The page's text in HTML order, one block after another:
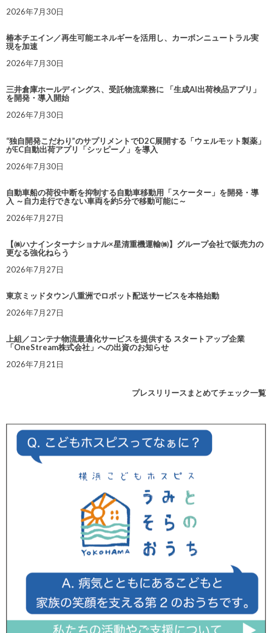
2026年7月30日
椿本チエイン／再生可能エネルギーを活用し、カーボンニュートラル実
現を加速
2026年7月30日
三井倉庫ホールディングス、受託物流業務に 「生成AI出荷検品アプリ」
を開発・導入開始
2026年7月30日
“独自開発こだわり”のサプリメントでD2C展開する「ウェルモット製薬」
がEC自動出荷アプリ「シッピーノ」を導入
2026年7月30日
自動車船の荷役中断を抑制する自動車移動用「スケーター」を開発・導
入 ～自力走行できない車両を約5分で移動可能に～
2026年7月27日
【㈱ハナインターナショナル×星清重機運輸㈱】グループ会社で販売力の
更なる強化ねらう
2026年7月27日
東京ミッドタウン八重洲でロボット配送サービスを本格始動
2026年7月27日
上組／コンテナ物流最適化サービスを提供する スタートアップ企業
「OneStream株式会社」への出資のお知らせ
2026年7月21日
プレスリリースまとめてチェック一覧